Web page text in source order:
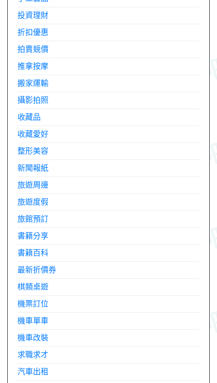
投資理財
折扣優惠
拍賣競價
推拿按摩
搬家運輸
攝影拍照
收藏品
收藏愛好
整形美容
新聞報紙
旅遊周邊
旅遊度假
旅館預訂
書籍分享
書籍百科
最新折價券
棋類桌遊
機票訂位
機車單車
機車改裝
求職求才
汽車出租